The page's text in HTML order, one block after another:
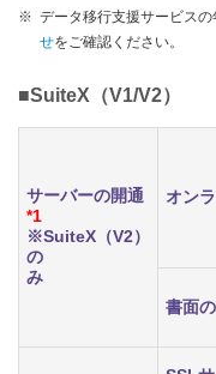
※ データ移行支援サービス
せをご確認ください。
■SuiteX（V1/V2）
サーバーの開通
*1
※SuiteX（V2）
の
み
オン
書面